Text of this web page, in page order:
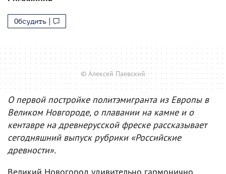
Обсудить
© Алексей Паевский
О первой постройке политэмигранта из Европы в
Великом Новгороде, о плавании на камне и о
кентавре на древнерусской фреске рассказывает
сегодняшний выпуск рубрики «Российские
древности».
Великий Новогород удивительно гармонично